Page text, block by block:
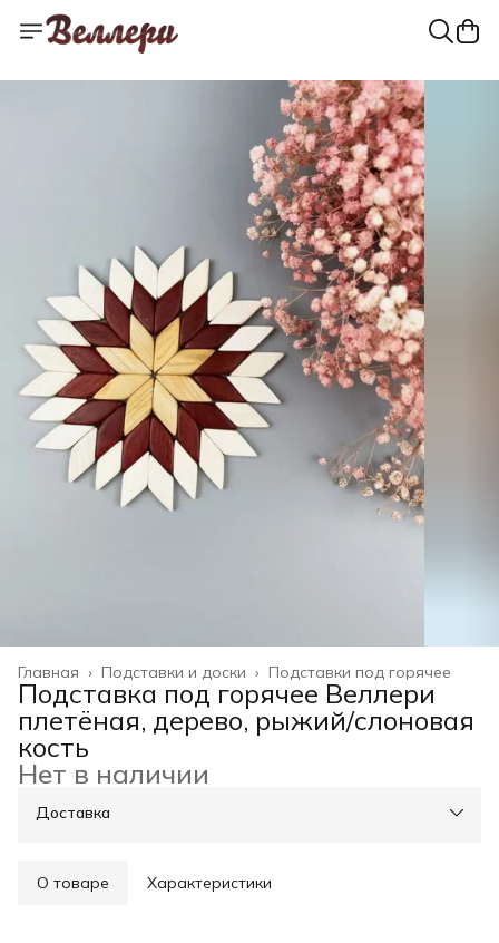
Подставки под горячее
Подставки и доски ›
Главная ›
Подставка под горячее Веллери
плетёная, дерево, рыжий/слоновая
кость
Нет в наличии
Доставка
О товаре Характеристики